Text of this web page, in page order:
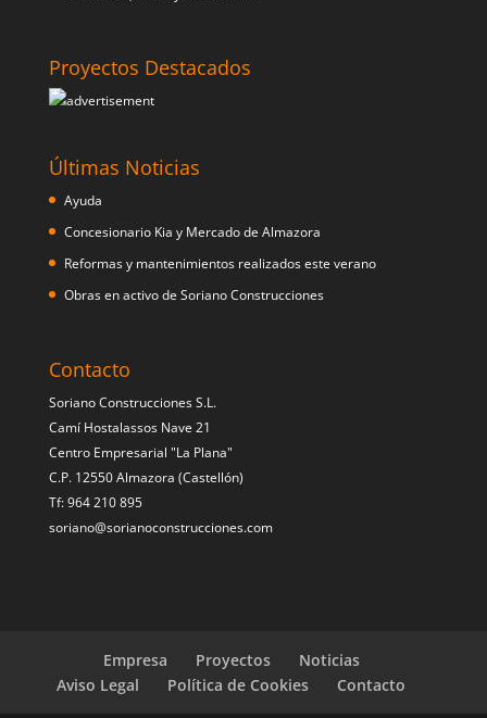
Proyectos Destacados
Últimas Noticias
Ayuda
Concesionario Kia y Mercado de Almazora
Reformas y mantenimientos realizados este verano
Obras en activo de Soriano Construcciones
Contacto
Soriano Construcciones S.L.
Camí Hostalassos Nave 21
Centro Empresarial "La Plana"
C.P. 12550 Almazora (Castellón)
Tf: 964 210 895
soriano@sorianoconstrucciones.com
Empresa Proyectos
Noticias
Aviso Legal
Política de Cookies Contacto